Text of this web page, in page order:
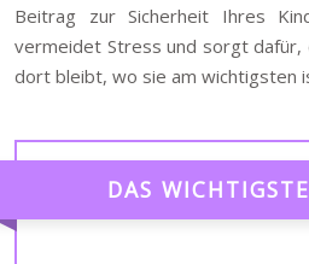
Beitrag zur Sicherheit Ihres
vermeidet Stress und sorgt dafür,
dort bleibt, wo sie am wichtigsten
DAS